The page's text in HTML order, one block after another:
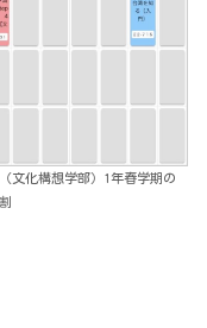
文化構想学部）1年春学期の